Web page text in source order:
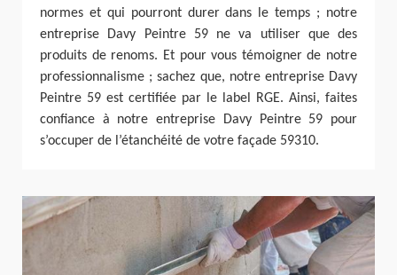
normes et qui pourront durer dans le temps ; notre
entreprise Davy Peintre 59 ne va utiliser que des
produits de renoms. Et pour vous témoigner de notre
professionnalisme ; sachez que, notre entreprise Davy
Peintre 59 est certifiée par le label RGE. Ainsi, faites
confiance à notre entreprise Davy Peintre 59 pour
s’occuper de l’étanchéité de votre façade 59310.